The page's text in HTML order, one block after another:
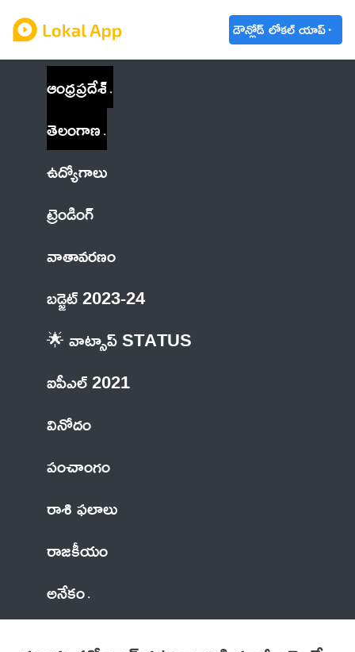
డౌన్లోడ్ లోకల్ యాప్
ఆంధ్రప్రదేశ్
తెలంగాణ
ఉద్యోగాలు
ట్రెండింగ్
వాతావరణం
బడ్జెట్ 2023-24
🌟 వాట్సాప్ STATUS
ఐపీఎల్ 2021
వినోదం
పంచాంగం
రాశి ఫలాలు
రాజకీయం
అనేకం